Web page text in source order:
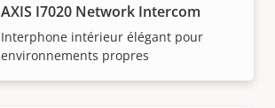
AXIS I7020 Network Intercom
Interphone intérieur élégant pour
environnements propres